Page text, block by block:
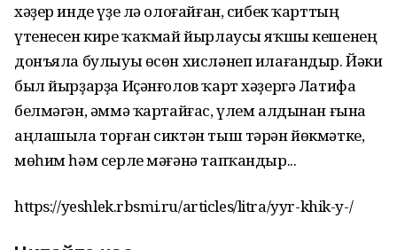
хәҙер инде үҙе лә олоғайған, сибек ҡарттың
үтенесен кире ҡаҡмай йырлаусы яҡшы кешенең
донъяла булыуы өсөн хисләнеп илағандыр. Йәки
был йырҙарҙа Иҫәнғолов ҡарт хәҙергә Латифа
белмәгән, әммә ҡартайғас, үлем алдынан ғына
аңлашыла торған сиктән тыш тәрән йөкмәтке,
мөһим һәм серле мәғәнә тапҡандыр...
https://yeshlek.rbsmi.ru/articles/litra/yyr-khik-y-/